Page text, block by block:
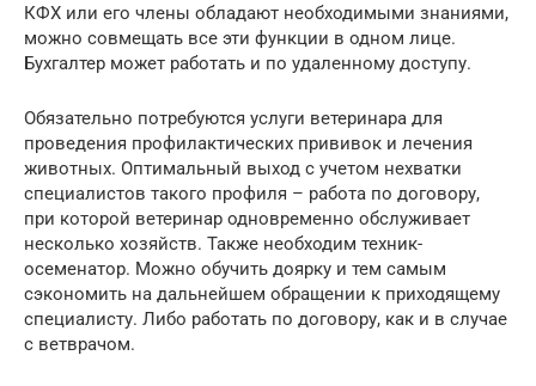
КФХ или его члены обладают необходимыми знаниями,
можно совмещать все эти функции в одном лице.
Бухгалтер может работать и по удаленному доступу.
Обязательно потребуются услуги ветеринара для
проведения профилактических прививок и лечения
животных. Оптимальный выход с учетом нехватки
специалистов такого профиля – работа по договору,
при которой ветеринар одновременно обслуживает
несколько хозяйств. Также необходим техник-
осеменатор. Можно обучить доярку и тем самым
сэкономить на дальнейшем обращении к приходящему
специалисту. Либо работать по договору, как и в случае
с ветврачом.